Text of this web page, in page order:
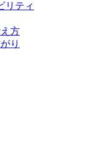
リティ
方
り